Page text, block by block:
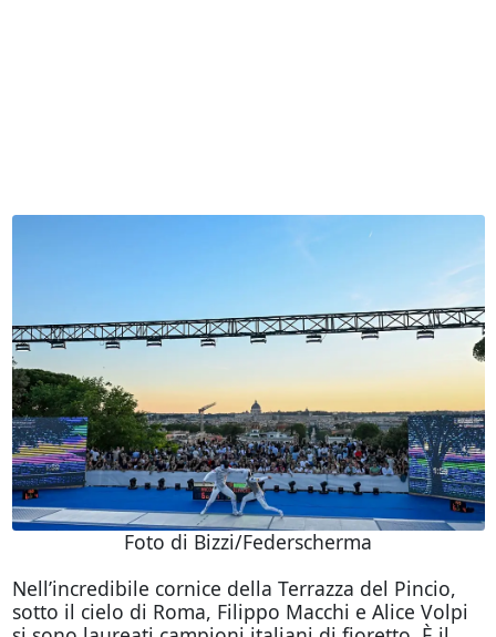
Foto di Bizzi/Federscherma
Nell’incredibile cornice della Terrazza del Pincio,
sotto il cielo di Roma, Filippo Macchi e Alice Volpi